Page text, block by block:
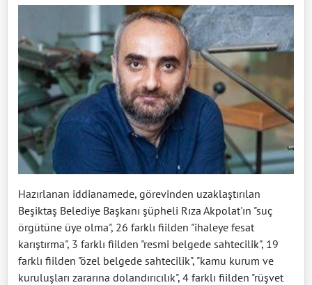
Hazırlanan iddianamede, görevinden uzaklaştırılan
Beşiktaş Belediye Başkanı şüpheli Rıza Akpolat'ın "suç
örgütüne üye olma", 26 farklı fiilden "ihaleye fesat
karıştırma", 3 farklı fiilden "resmi belgede sahtecilik", 19
farklı fiilden "özel belgede sahtecilik", "kamu kurum ve
kuruluşları zararına dolandırıcılık", 4 farklı fiilden "rüşvet